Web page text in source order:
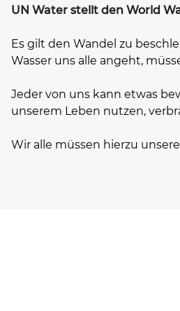
UN Water stellt den World
Es gilt den Wandel zu
Wasser uns alle angeht,
Jeder von uns kann etwas
unserem Leben nutzen,
Wir alle müssen hierzu